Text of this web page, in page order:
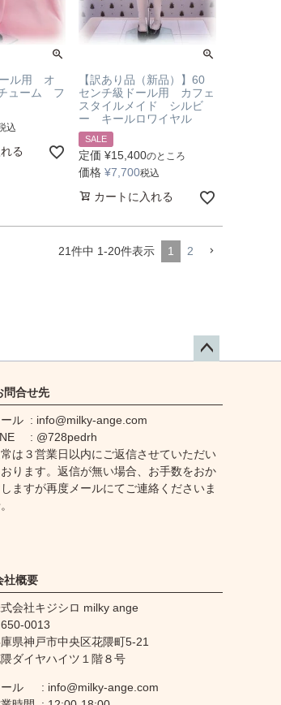
ル用 オ
ューム フ
込
る
【訳あり品（新品）】60
センチ級ドール用 カフェ
スタイルメイド シルビ
ー キールロワイヤル
SALE
定価 ¥15,400のところ
価格 ¥7,700税込
カートに入れる
21件中 1-20件表示 1 2
ップ
問合せ先
ール
info@milky-ange.com
@728pedrh
は３営業日以内にご返信させていただい
ります。返信が無い場合、お手数をおか
ますが再度メールにてご連絡くださいま
社概要
会社キジシロ milky ange
650-0013
県神戸市中央区花隈町5-21
ダイヤハイツ１階８号
ール
info@milky-ange.com